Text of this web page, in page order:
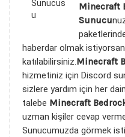
Minecraft
Sunucu
haberdar olmak
katılabilirsiniz.Minecraft
hizmetiniz için Discord
sizlere yardım için her
talebe Minecraft
uzman kişiler cevap
Sunucumuzda görmek